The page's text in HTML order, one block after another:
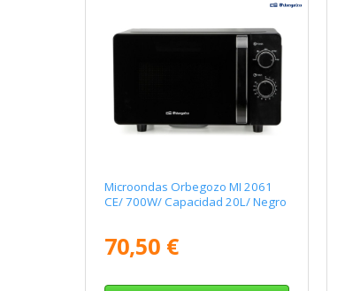
Microondas Orbegozo MI 2061
CE/ 700W/ Capacidad 20L/ Negro
70,50 €